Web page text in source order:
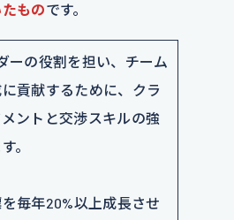
ものです。
ーの役割を担い、チーム
貢献するために、クラ
ントと交渉スキルの強
。
毎年20%以上成長させ